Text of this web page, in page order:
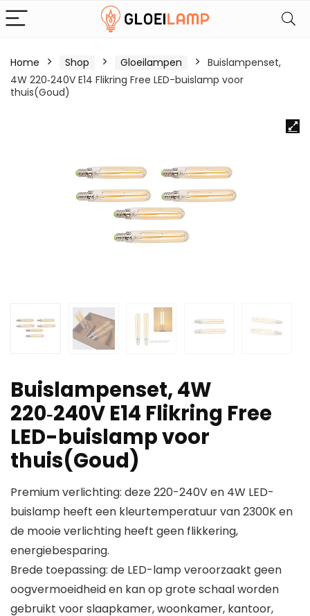
Home Shop Gloeilampen
Buislampenset,
4W 220‑240V E14 Flikring Free LED-buislamp voor
thuis(Goud)
Buislampenset, 4W
220‑240V E14 Flikring Free
LED-buislamp voor
thuis(Goud)
Premium verlichting: deze 220-240V en 4W LED-
buislamp heeft een kleurtemperatuur van 2300K en
de mooie verlichting heeft geen flikkering,
energiebesparing.
Brede toepassing: de LED-lamp veroorzaakt geen
oogvermoeidheid en kan op grote schaal worden
gebruikt voor slaapkamer, woonkamer, kantoor,